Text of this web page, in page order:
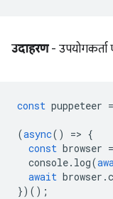
उदाहरण- उपयोगकर्ता
const puppeteer =
(async() => {
const browser =
console. log(
await browser .
})();